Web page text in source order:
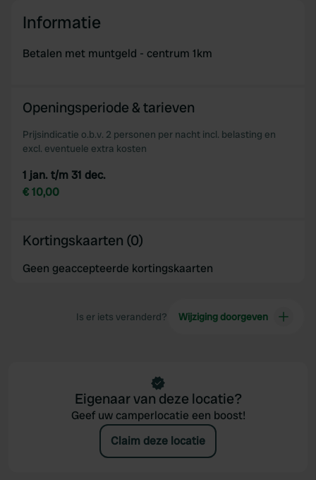
Informatie
Betalen met muntgeld - centrum 1km
Openingsperiode & tarieven
Prijsindicatie o.b.v. 2 personen per nacht incl. belasting en
excl. eventuele extra kosten
1 jan. t/m 31 dec.
€ 10,00
Kortingskaarten (0)
Geen geaccepteerde kortingskaarten
Is er iets veranderd? Wijziging doorgeven
Eigenaar van deze locatie?
Geef uw camperlocatie een boost!
Claim deze locatie